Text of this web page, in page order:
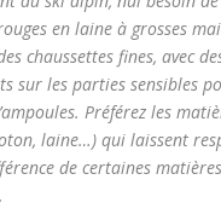
en laine à grosses
chaussettes fines, avec
sur les parties sensibles
Préférez les
laine…) qui laissent
de certaines matières